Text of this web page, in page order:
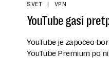
SVET VPN
YouTube gasi
YouTube je započeo
YouTube Premium po